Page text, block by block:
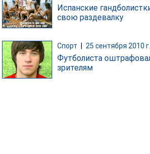
Испанские
свою раздевалку
Спорт 25 сентября 2010
Футболиста
зрителям